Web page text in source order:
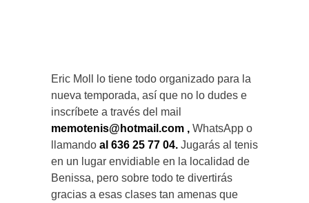
Eric Moll lo tiene todo organizado para la
nueva temporada, así que no lo dudes e
inscríbete a través del mail
memotenis@hotmail.com , WhatsApp o
llamando al 636 25 77 04. Jugarás al tenis
en un lugar envidiable en la localidad de
Benissa, pero sobre todo te divertirás
gracias a esas clases tan amenas que